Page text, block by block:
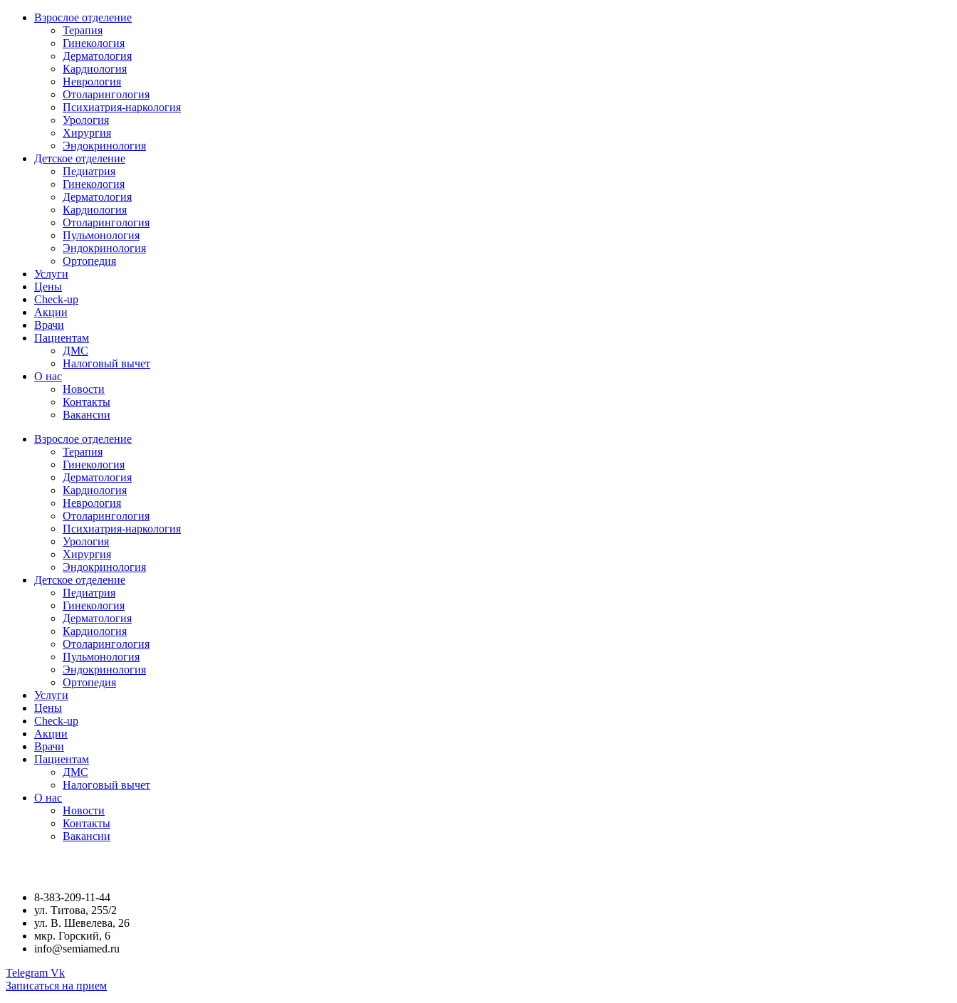
Взрослое отделение
Терапия
Гинекология
Дерматология
Кардиология
Неврология
Отоларингология
Психиатрия-наркология
Урология
Хирургия
Эндокринология
Детское отделение
Педиатрия
Гинекология
Дерматология
Кардиология
Отоларингология
Пульмонология
Эндокринология
Ортопедия
Услуги
Цены
Check-up
Акции
Врачи
Пациентам
ДМС
Налоговый вычет
О нас
Новости
Контакты
Вакансии
Взрослое отделение
Терапия
Гинекология
Дерматология
Кардиология
Неврология
Отоларингология
Психиатрия-наркология
Урология
Хирургия
Эндокринология
Детское отделение
Педиатрия
Гинекология
Дерматология
Кардиология
Отоларингология
Пульмонология
Эндокринология
Ортопедия
Услуги
Цены
Check-up
Акции
Врачи
Пациентам
ДМС
Налоговый вычет
О нас
Новости
Контакты
Вакансии
8-383-209-11-44
ул. Титова, 255/2
ул. В. Шевелева, 26
мкр. Горский, 6
info@semiamed.ru
Telegram Vk
Записаться на прием